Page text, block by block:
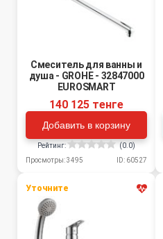
Смеситель для ванны и
душа - GROHE - 32847000
EUROSMART
140 125 тенге
Добавить в корзину
Рейтинг:
(0.0)
Просмотры: 3495
ID: 60527
Уточните